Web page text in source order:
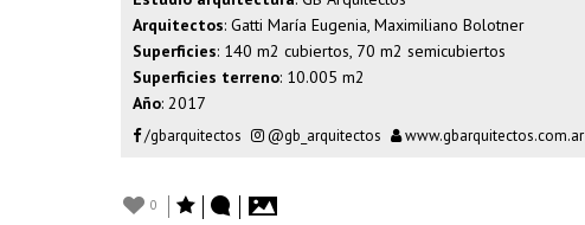
Arquitectos: Gatti María Eugenia, Maximiliano Bolotner
Superficies: 140 m2 cubiertos, 70 m2 semicubiertos
Superficies terreno: 10.005 m2
Año: 2017
/gbarquitectos @gb_arquitectos www.gbarquitectos.com.ar
0